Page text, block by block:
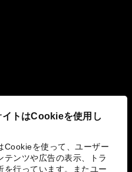
イトはCookieを使用し
Cookieを使って、ユーザー
テンツや広告の表示、トラ
を行っています。またユー